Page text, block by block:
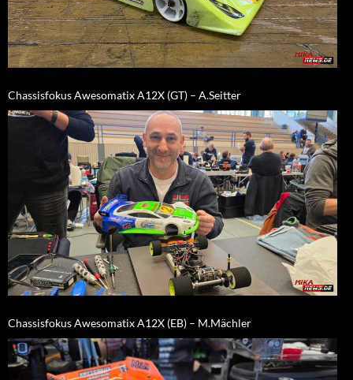
Chassisfokus Awesomatix A12X (GT) – A.Seitter
Chassisfokus Awesomatix A12X (EB) – M.Mächler